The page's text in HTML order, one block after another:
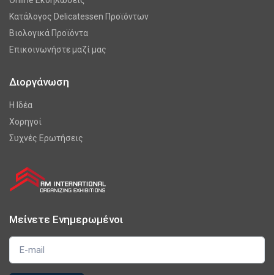
Κατάλογος Delicatessen Προϊόντων
Βιολογικά Προϊόντα
Επικοινωνήστε μαζί μας
Διοργάνωση
Η Ιδέα
Χορηγοί
Συχνές Ερωτήσεις
Μείνετε Ενημερωμένοι